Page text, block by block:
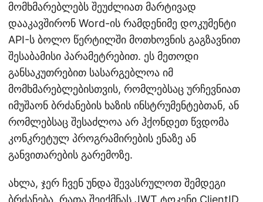
მომხმარებლებს შეუძლიათ მარტივად
დააკავშირონ Word-ის რამდენიმე დოკუმენტი
API-ს ბოლო წერტილში მოთხოვნის გაგზავნით
შესაბამისი პარამეტრებით. ეს მეთოდი
განსაკუთრებით სასარგებლოა იმ
მომხმარებლებისთვის, რომლებსაც ურჩევნიათ
იმუშაონ ბრძანების ხაზის ინსტრუმენტებთან, ან
რომლებსაც შესაძლოა არ ჰქონდეთ წვდომა
კონკრეტულ პროგრამირების ენაზე ან
განვითარების გარემოზე.
ახლა, ჯერ ჩვენ უნდა შევასრულოთ შემდეგი
ბრძანება, რათა შეიქმნას JWT ტოკენი ClientID